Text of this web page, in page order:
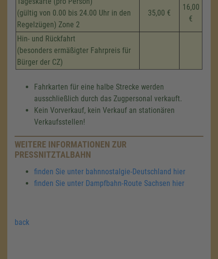
(gültig von 0.00 bis 24.00 Uhr in den
Regelzügen) Zone 2
35,00 €
16,00
€
Hin- und Rückfahrt
(besonders ermäßigter Fahrpreis für
Bürger der CZ)
Fahrkarten für eine halbe Strecke werden
ausschließlich durch das Zugpersonal verkauft.
Kein Vorverkauf, kein Verkauf an stationären
Verkaufsstellen!
WEITERE INFORMATIONEN ZUR
PRESSNITZTALBAHN
finden Sie unter bahnnostalgie-Deutschland hier
finden Sie unter Dampfbahn-Route Sachsen hier
back